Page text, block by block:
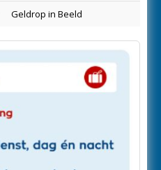
Geldrop in Beeld